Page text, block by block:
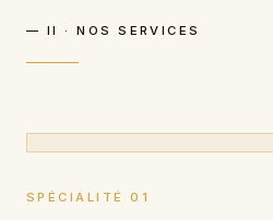
— II · NOS SERVICES
SPÉCIALITÉ 01